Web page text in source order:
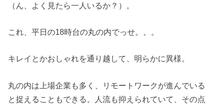
（ん、よく見たら一人いるか？）。
これ、平日の18時台の丸の内でっせ。。。
キレイとかおしゃれを通り越して、明らかに異様。
丸の内は上場企業も多く、リモートワークが進んでいる
と捉えることもできる。人流も抑えられていて、その点